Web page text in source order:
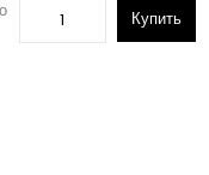
Купить